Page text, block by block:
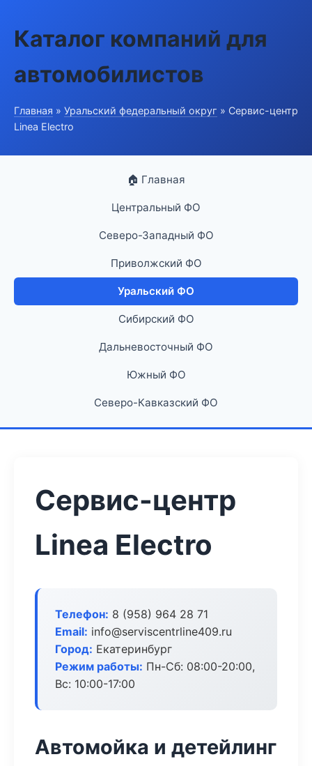
Каталог компаний для
автомобилистов
Главная » Уральский федеральный округ » Сервис-центр
Linea Electro
🏠 Главная
Центральный ФО
Северо-Западный ФО
Приволжский ФО
Уральский ФО
Сибирский ФО
Дальневосточный ФО
Южный ФО
Северо-Кавказский ФО
Сервис-центр
Linea Electro
Телефон: 8 (958) 964 28 71
Email: info@serviscentrline409.ru
Город: Екатеринбург
Режим работы: Пн-Сб: 08:00-20:00,
Вс: 10:00-17:00
Автомойка и детейлинг